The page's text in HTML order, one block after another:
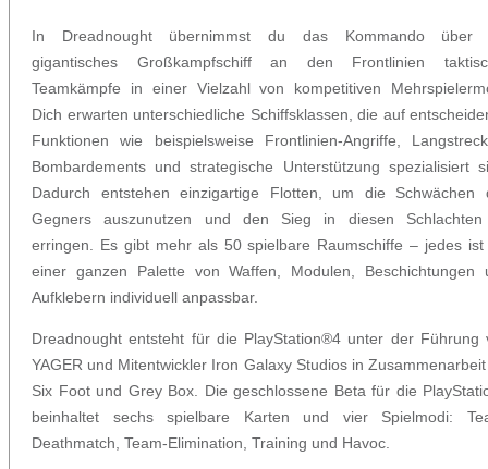
In Dreadnought übernimmst du das Kommando über
gigantisches Großkampfschiff an den Frontlinien
Teamkämpfe in einer Vielzahl von kompetitiven
Dich erwarten unterschiedliche Schiffsklassen, die auf
Funktionen wie beispielsweise Frontlinien-Angriffe,
Bombardements und strategische Unterstützung spezialisiert
Dadurch entstehen einzigartige Flotten, um die Schwächen
Gegners auszunutzen und den Sieg in diesen
erringen. Es gibt mehr als 50 spielbare Raumschiffe – jedes ist
einer ganzen Palette von Waffen, Modulen, Beschichtungen
Aufklebern individuell anpassbar.
Dreadnought entsteht für die PlayStation®4 unter der Führung
YAGER und Mitentwickler Iron Galaxy Studios in
Six Foot und Grey Box. Die geschlossene Beta für die
beinhaltet sechs spielbare Karten und vier Spielmodi:
Deathmatch, Team-Elimination, Training und Havoc.